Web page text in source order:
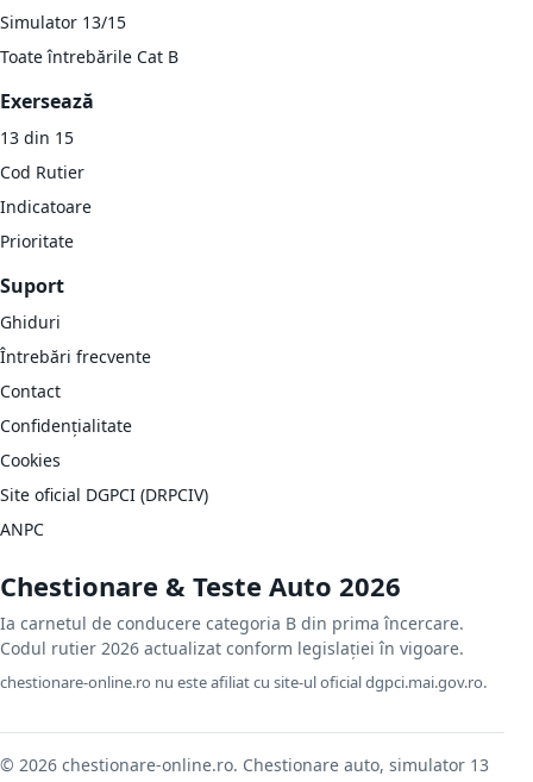
Simulator 13/15
Toate întrebările Cat B
Exersează
13 din 15
Cod Rutier
Indicatoare
Prioritate
Suport
Ghiduri
Întrebări frecvente
Contact
Confidențialitate
Cookies
Site oficial DGPCI (DRPCIV)
ANPC
Chestionare & Teste Auto 2026
Ia carnetul de conducere categoria B din prima încercare.
Codul rutier 2026 actualizat conform legislației în vigoare.
chestionare-online.ro nu este afiliat cu site-ul oficial dgpci.mai.gov.ro.
© 2026 chestionare-online.ro. Chestionare auto, simulator 13